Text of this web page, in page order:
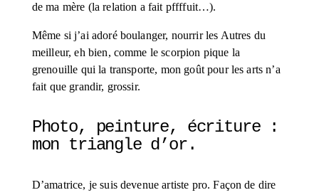
de ma mère (la relation a fait pffffuit…).
Même si j’ai adoré boulanger, nourrir les Autres du
meilleur, eh bien, comme le scorpion pique la
grenouille qui la transporte, mon goût pour les arts n’a
fait que grandir, grossir.
Photo, peinture, écriture :
mon triangle d’or.
D’amatrice, je suis devenue artiste pro. Façon de dire